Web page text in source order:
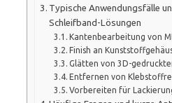
Typische Anwendungsfälle
Schleifband-Lösungen
Kantenbearbeitung von
Finish an
Glätten von 3D-
Entfernen von
Vorbereiten für